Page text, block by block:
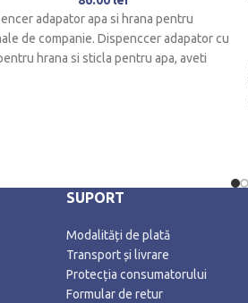
adapator apa si hrana pentru
de companie. Dispenccer adapator cu
hrana si sticla pentru apa, aveti
SUPORT
Modalități de plată
Transport și livrare
Protecția consumatorului
Formular de retur